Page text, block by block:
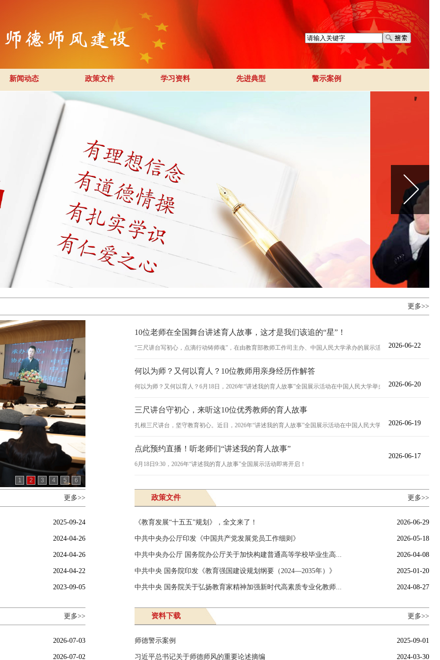
新闻动态 政策文件 学习资料 先进典型 警示案例
更多>>
1 2 3 4 5 6
10位老师在全国舞台讲述育人故事，这才是我们该追的“星”！
“三尺讲台写初心，点滴行动铸师魂”，在由教育部教师工作司主办、中国人民大学承办的展示活动上，10位教师...
2026-06-22
何以为师？又何以育人？10位教师用亲身经历作解答
何以为师？又何以育人？6月18日，2026年“讲述我的育人故事”全国展示活动在中国人民大学举办。10位教师用...
2026-06-20
三尺讲台守初心，来听这10位优秀教师的育人故事
扎根三尺讲台，坚守教育初心。近日，2026年“讲述我的育人故事”全国展示活动在中国人民大学举行，以立德树...
2026-06-19
点此预约直播！听老师们“讲述我的育人故事”
6月18日9:30，2026年“讲述我的育人故事”全国展示活动即将开启！
2026-06-17
更多>>
2025-09-24
2024-04-26
2024-04-26
2024-04-22
2023-09-05
更多>>
2026-07-03
2026-07-02
政策文件 更多>>
《教育发展“十五五”规划》，全文来了！ 2026-06-29
中共中央办公厅印发《中国共产党发展党员工作细则》 2026-05-18
中共中央办公厅 国务院办公厅关于加快构建普通高等学校毕业生高... 2026-04-08
中共中央 国务院印发《教育强国建设规划纲要（2024—2035年）》 2025-01-20
中共中央 国务院关于弘扬教育家精神加强新时代高素质专业化教师... 2024-08-27
资料下载 更多>>
师德警示案例 2025-09-01
习近平总书记关于师德师风的重要论述摘编 2024-03-30